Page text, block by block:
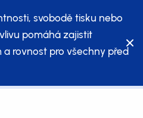
svobodě tisku nebo
pomáhá zajistit
rovnost pro všechny před